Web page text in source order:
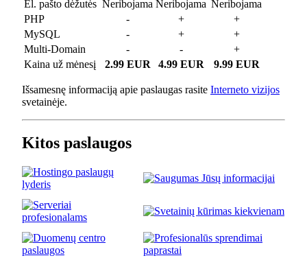
El. pašto dėžutės Neribojama Neribojama Neribojama
PHP
- +
+
MySQL
- +
+
Multi-Domain
- -
+
Kaina už mėnesį
2.99 EUR 4.99 EUR 9.99 EUR
Išsamesnę informaciją apie paslaugas rasite Interneto vizijos
svetainėje.
Kitos paslaugos